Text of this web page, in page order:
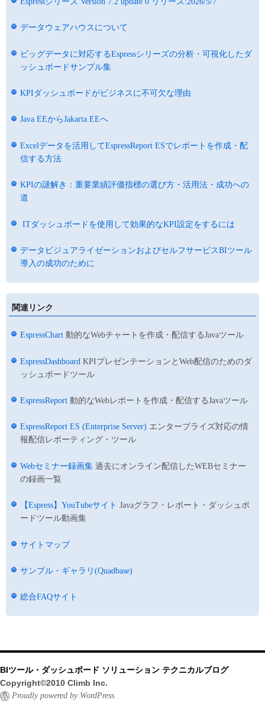
データウェアハウスについて
ビッグデータに対応するEspressシリーズの分析・可視化したダ
ッシュボードサンプル集
KPIダッシュボードがビジネスに不可欠な理由
Java EEからJakarta EEへ
Excelデータを活用してEspressReport ESでレポートを作成・配
信する方法
KPIの謎解き：重要業績評価指標の選び方・活用法・成功への
道
ITダッシュボードを使用して効果的なKPI設定をするには
データビジュアライゼーションおよびセルフサービスBIツール
導入の成功のために
関連リンク
EspressChart 動的なWebチャートを作成・配信するJavaツール
EspressDashboard KPIプレゼンテーションとWeb配信のためのダ
ッシュボードツール
EspressReport 動的なWebレポートを作成・配信するJavaツール
EspressReport ES (Enterprise Server) エンタープライズ対応の情
報配信レポーティング・ツール
Webセミナー録画集 過去にオンライン配信したWEBセミナー
の録画一覧
【Espress】YouTubeサイト Javaグラフ・レポート・ダッシュボ
ードツール動画集
サイトマップ
サンプル・ギャラリ(Quadbase)
総合FAQサイト
BIツール・ダッシュボード ソリューション テクニカルブログ
Copyright©2010 Climb Inc.
Proudly powered by WordPress.